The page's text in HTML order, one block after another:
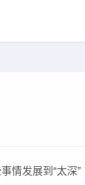
情发展到“太深”